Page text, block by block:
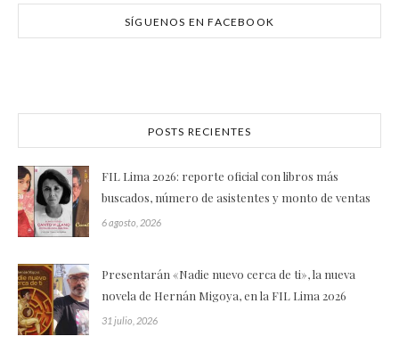
SÍGUENOS EN FACEBOOK
POSTS RECIENTES
FIL Lima 2026: reporte oficial con libros más
buscados, número de asistentes y monto de ventas
6 agosto, 2026
Presentarán «Nadie nuevo cerca de ti», la nueva
novela de Hernán Migoya, en la FIL Lima 2026
31 julio, 2026